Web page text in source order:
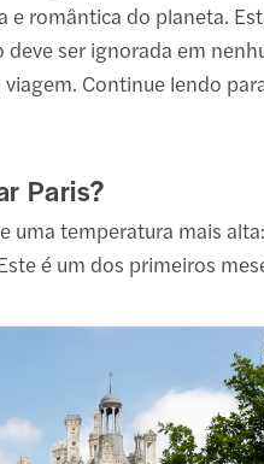
romântica do planeta.
ser ignorada em
Continue lendo
Paris?
uma temperatura mais
é um dos primeiros